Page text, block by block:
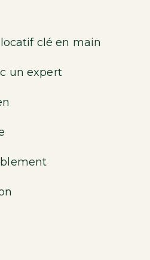
clé en main
un expert